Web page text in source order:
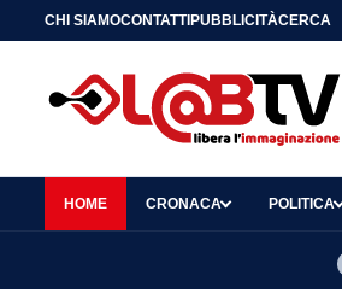
CHI SIAMOCONTATTIPUBBLICITÀCERCA
HOME CRONACA POLITICA